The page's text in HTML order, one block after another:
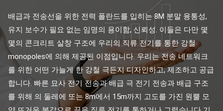
배급과 전송선을 위한 전력 폴란드를 입히는 8M 분말 융통성,
유지 보수가 필요 없는 임명의 용이함, 신뢰성. 이들은 다만 몇
몇의 콘크리트 살창 구조에 우리의 직류 전기를 통한 강철
monopoles에 의해 제공된 이점입니다. 우리는 전송 네트워크
를 위한 어떤 가늘게 한 강철 극든지 디자인하고, 제조하고 공급
합니다. 빠른 묘사 전기 전송과 배급 극 전기 전송과 배급 구조
를 위해 의 둘레에 또는 8m에서 15m까지 고도를 가진 원뿔 모